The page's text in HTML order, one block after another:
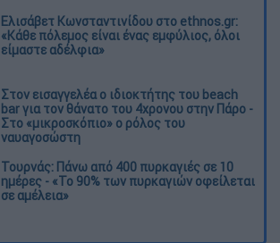
Ελισάβετ Κωνσταντινίδου στο ethnos.gr:
«Κάθε πόλεμος είναι ένας εμφύλιος, όλοι
είμαστε αδέλφια»
Στον εισαγγελέα ο ιδιοκτήτης του beach
bar για τον θάνατο του 4χρονου στην Πάρο -
Στο «μικροσκόπιο» ο ρόλος του
ναυαγοσώστη
Τουρνάς: Πάνω από 400 πυρκαγιές σε 10
ημέρες - «Το 90% των πυρκαγιών οφείλεται
σε αμέλεια»